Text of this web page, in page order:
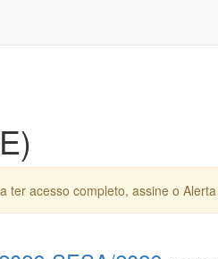
ter acesso completo, assine o